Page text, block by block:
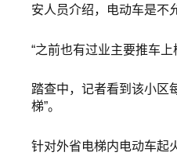
安人员介绍，电动车是不
“之前也有过业主要推车
踏查中，记者看到该小区
梯”。
针对外省电梯内电动车起